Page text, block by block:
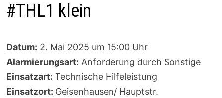
#THL1 klein
Datum: 2. Mai 2025 um 15:00 Uhr
Alarmierungsart: Anforderung durch Sonstige
Einsatzart: Technische Hilfeleistung
Einsatzort: Geisenhausen/ Hauptstr.